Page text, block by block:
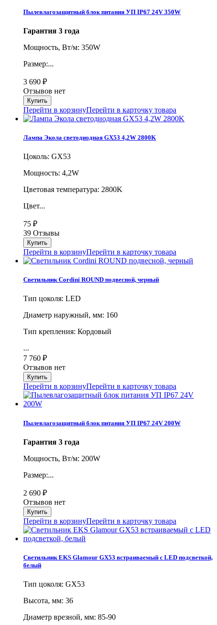
Пылевлагозащитный блок питания УП IP67 24V 350W
Гарантия 3 года
Мощность, Вт/м: 350W
Размер:...
3 690 ₽
Отзывов нет
Перейти в корзинуПерейти в карточку товара
Лампа Экола светодиодная GX53 4,2W 2800K
Цоколь: GX53
Мощность: 4,2W
Цветовая температура: 2800K
Цвет...
75 ₽
39 Отзывы
Перейти в корзинуПерейти в карточку товара
Светильник Cordini ROUND подвесной, черный
Тип цоколя: LED
Диаметр наружный, мм: 160
Тип крепления: Кордовый
...
7 760 ₽
Отзывов нет
Перейти в корзинуПерейти в карточку товара
Пылевлагозащитный блок питания УП IP67 24V 200W
Гарантия 3 года
Мощность, Вт/м: 200W
Размер:...
2 690 ₽
Отзывов нет
Перейти в корзинуПерейти в карточку товара
Светильник EKS Glamour GX53 встраиваемый с LED подсветкой,
белый
Тип цоколя: GX53
Высота, мм: 36
Диаметр врезной, мм: 85-90